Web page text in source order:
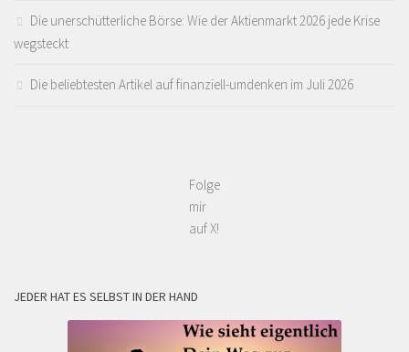
Die unerschütterliche Börse: Wie der Aktienmarkt 2026 jede Krise
wegsteckt
Die beliebtesten Artikel auf finanziell-umdenken im Juli 2026
Folge
mir
auf X!
JEDER HAT ES SELBST IN DER HAND